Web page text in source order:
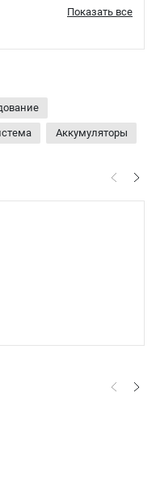
поставщик АКБ
Показать все
Аккумуляторы